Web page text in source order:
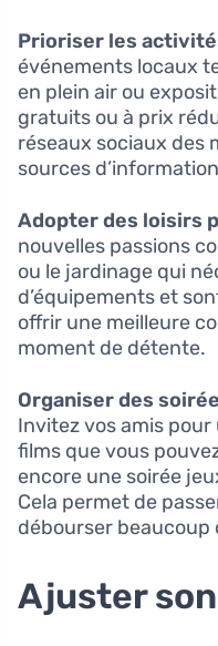
Prioriser les
événements locaux
en plein air ou
gratuits ou à prix
réseaux sociaux des
sources
Adopter des loisirs
nouvelles passions
ou le jardinage qui
d’équipements et
offrir une meilleure
moment de détente.
Organiser des
Invitez vos amis
films que vous
encore une soirée
Cela permet de
débourser beaucoup
Ajuster